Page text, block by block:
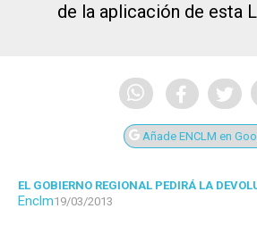
de la aplicación de esta
Añade ENCLM en
EL GOBIERNO REGIONAL PEDIRÁ LA
Enclm19/03/2013